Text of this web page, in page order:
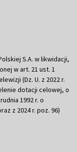
S.A. w likwidacji,
w art. 21 ust. 1
(Dz. U. z 2022 r.
dotacji celowej, o
1992 r. o
z 2024 r. poz. 96)